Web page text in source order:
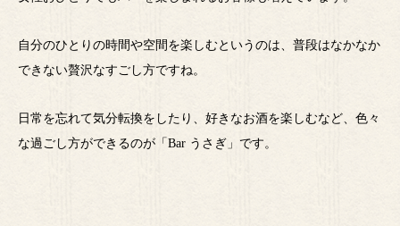
自分のひとりの時間や空間を楽しむというのは、普段はなかなか
できない贅沢なすごし方ですね。
日常を忘れて気分転換をしたり、好きなお酒を楽しむなど、色々
な過ごし方ができるのが「Bar うさぎ」です。